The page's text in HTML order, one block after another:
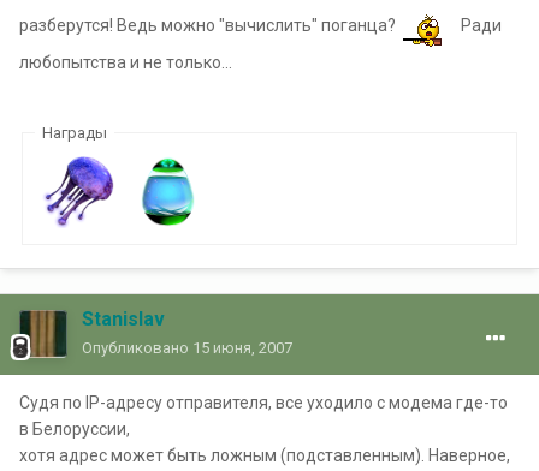
разберутся! Ведь можно "вычислить" поганца?
Ради
любопытства и не только...
Награды
Stanislav
Опубликовано 15 июня, 2007
Судя по IP-адресу отправителя, все уходило с модема где-то
в Белоруссии,
хотя адрес может быть ложным (подставленным). Наверное,